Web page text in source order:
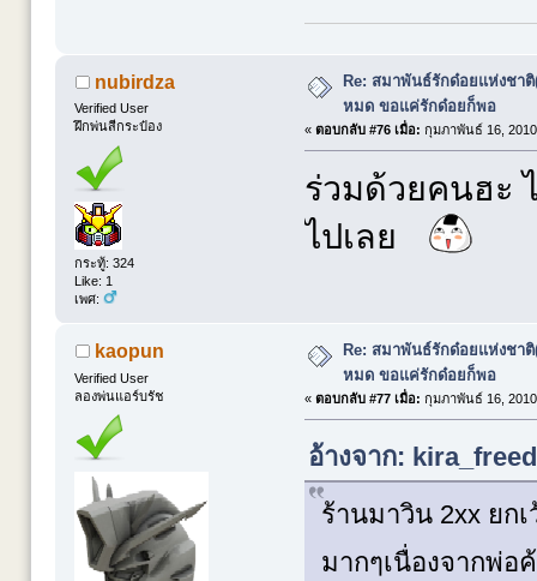
nubirdza
Verified User
ฝึกพ่นสีกระป๋อง
กระทู้: 324
Like: 1
เพศ:
Re: สมาพันธ์รักด๋อยแห่งชา
หมด ขอแค่รักด๋อยก็พอ
« ตอบกลับ #76 เมื่อ: กุมภาพันธ์ 16,
ร่วมด้วยคนฮะ
ไปเลย
kaopun
Verified User
ลองพ่นแอร์บรัช
Re: สมาพันธ์รักด๋อยแห่งชา
หมด ขอแค่รักด๋อยก็พอ
« ตอบกลับ #77 เมื่อ: กุมภาพันธ์ 16,
อ้างจาก:
ร้านมาวิน 2xx ยก
มากๆเนื่องจากพ่อ